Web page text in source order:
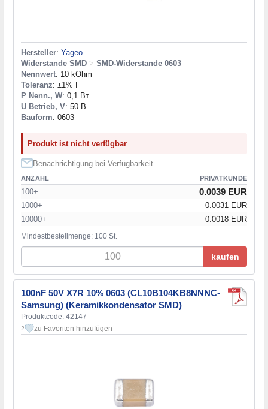
Hersteller: Yageo
Widerstande SMD > SMD-Widerstande 0603
Nennwert: 10 kOhm
Toleranz: ±1% F
P Nenn., W: 0,1 Вт
U Betrieb, V: 50 В
Bauform: 0603
Produkt ist nicht verfügbar
Benachrichtigung bei Verfügbarkeit
ANZAHL PRIVATKUNDE
100+ 0.0039 EUR
1000+
0.0031 EUR
10000+
0.0018 EUR
Mindestbestellmenge: 100 St.
kaufen
100nF 50V X7R 10% 0603 (CL10B104KB8NNNC-
Samsung) (Keramikkondensator SMD)
Produktcode: 42147
2 zu Favoriten hinzufügen